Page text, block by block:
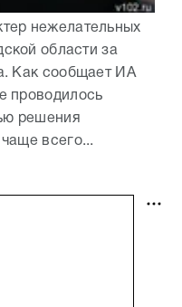
нежелательных
области за
Как сообщает ИА
проводилось
решения
всего...